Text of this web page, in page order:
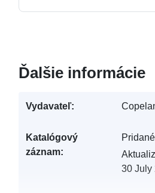
Ďalšie informácie
Vydavateľ:
Katalógový
záznam:
30 July